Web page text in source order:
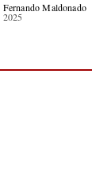
Fernando Maldonado
2025